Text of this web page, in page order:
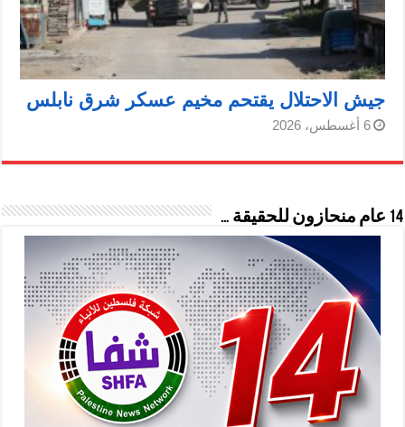
جيش الاحتلال يقتحم مخيم عسكر شرق نابلس
6 أغسطس، 2026
14 عام منحازون للحقيقة …